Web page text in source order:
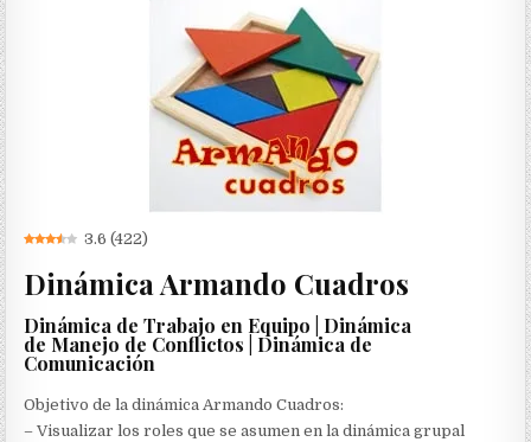
3.6 (422)
Dinámica Armando Cuadros
Dinámica de Trabajo en Equipo | Dinámica
de Manejo de Conflictos | Dinámica de
Comunicación
Objetivo de la dinámica Armando Cuadros:
– Visualizar los roles que se asumen en la dinámica grupal